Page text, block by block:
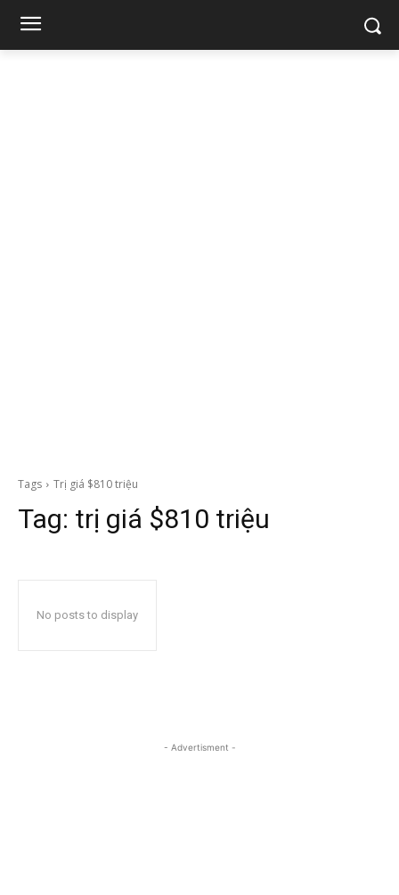
Tags Trị giá $810 triệu
Tag: trị giá $810 triệu
No posts to display
- Advertisment -